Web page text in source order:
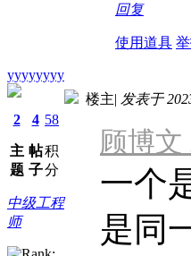
回复
使用道具
yyyyyyyy
2
主
题
4
帖
子
58
积
分
中级工程
师
楼主| 发表于
顾博文
一个
是同